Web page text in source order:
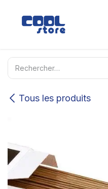
Tous les produits